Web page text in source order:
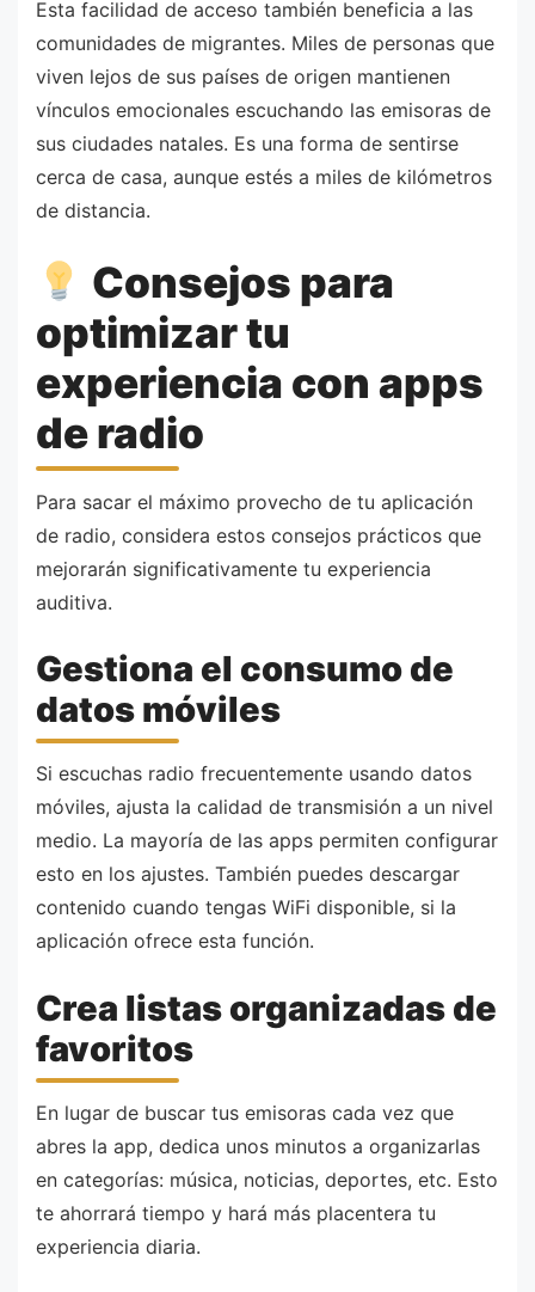
Esta facilidad de acceso también beneficia a las
comunidades de migrantes. Miles de personas que
viven lejos de sus países de origen mantienen
vínculos emocionales escuchando las emisoras de
sus ciudades natales. Es una forma de sentirse
cerca de casa, aunque estés a miles de kilómetros
de distancia.
Consejos para
optimizar tu
experiencia con apps
de radio
Para sacar el máximo provecho de tu aplicación
de radio, considera estos consejos prácticos que
mejorarán significativamente tu experiencia
auditiva.
Gestiona el consumo de
datos móviles
Si escuchas radio frecuentemente usando datos
móviles, ajusta la calidad de transmisión a un nivel
medio. La mayoría de las apps permiten configurar
esto en los ajustes. También puedes descargar
contenido cuando tengas WiFi disponible, si la
aplicación ofrece esta función.
Crea listas organizadas de
favoritos
En lugar de buscar tus emisoras cada vez que
abres la app, dedica unos minutos a organizarlas
en categorías: música, noticias, deportes, etc. Esto
te ahorrará tiempo y hará más placentera tu
experiencia diaria.